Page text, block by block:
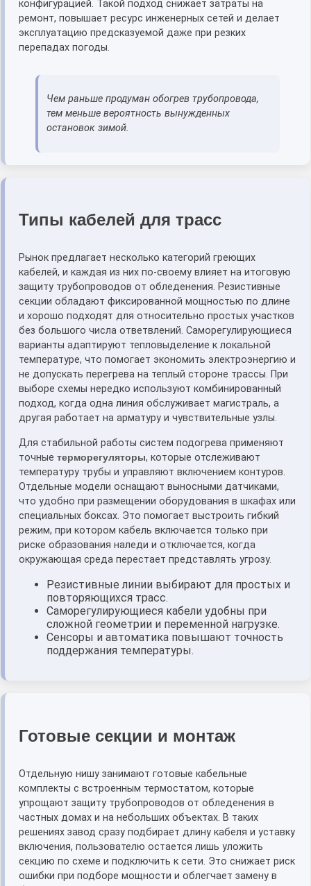
конфигурацией. Такой подход снижает затраты на
ремонт, повышает ресурс инженерных сетей и делает
эксплуатацию предсказуемой даже при резких
перепадах погоды.
Чем раньше продуман обогрев трубопровода,
тем меньше вероятность вынужденных
остановок зимой.
Типы кабелей для трасс
Рынок предлагает несколько категорий греющих
кабелей, и каждая из них по‑своему влияет на итоговую
защиту трубопроводов от обледенения. Резистивные
секции обладают фиксированной мощностью по длине
и хорошо подходят для относительно простых участков
без большого числа ответвлений. Саморегулирующиеся
варианты адаптируют тепловыделение к локальной
температуре, что помогает экономить электроэнергию и
не допускать перегрева на теплый стороне трассы. При
выборе схемы нередко используют комбинированный
подход, когда одна линия обслуживает магистраль, а
другая работает на арматуру и чувствительные узлы.
Для стабильной работы систем подогрева применяют
точные терморегуляторы, которые отслеживают
температуру трубы и управляют включением контуров.
Отдельные модели оснащают выносными датчиками,
что удобно при размещении оборудования в шкафах или
специальных боксах. Это помогает выстроить гибкий
режим, при котором кабель включается только при
риске образования наледи и отключается, когда
окружающая среда перестает представлять угрозу.
Резистивные линии выбирают для простых и
повторяющихся трасс.
Саморегулирующиеся кабели удобны при
сложной геометрии и переменной нагрузке.
Сенсоры и автоматика повышают точность
поддержания температуры.
Готовые секции и монтаж
Отдельную нишу занимают готовые кабельные
комплекты с встроенным термостатом, которые
упрощают защиту трубопроводов от обледенения в
частных домах и на небольших объектах. В таких
решениях завод сразу подбирает длину кабеля и уставку
включения, пользователю остается лишь уложить
секцию по схеме и подключить к сети. Это снижает риск
ошибки при подборе мощности и облегчает замену в